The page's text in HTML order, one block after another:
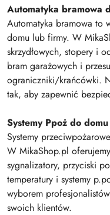
Automatyka bramowa
Automatyka bramowa to
domu lub firmy. W
skrzydłowych, stopery i
bram garażowych i
ograniczniki/krańcówki.
tak, aby zapewnić
Systemy Ppoż do
Systemy
W MikaShop.pl
sygnalizatory, przyciski
temperatury i systemy
wyborem
swoich klientów.